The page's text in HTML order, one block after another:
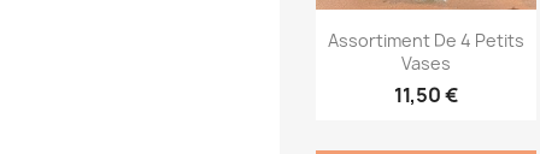
Aperçu rapide
Assortiment De 4 Petits
Vases
11,50 €